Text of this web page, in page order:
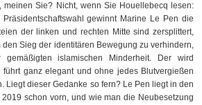
meinen Sie? Nicht, wenn Sie Houellebecq lesen:
gewinnt Marine Le Pen die
der linken und rechten Mitte sind zersplittert,
Sieg der identitären Bewegung zu verhindern,
islamischen Minderheit. Der wird
führt ganz elegant und ohne jedes Blutvergießen
Liegt dieser Gedanke so fern? Le Pen liegt in den
schon vorn, und wie man die Neubesetzung